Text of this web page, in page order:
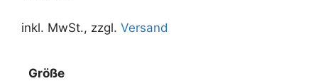
inkl. MwSt., zzgl. Versand
Größe